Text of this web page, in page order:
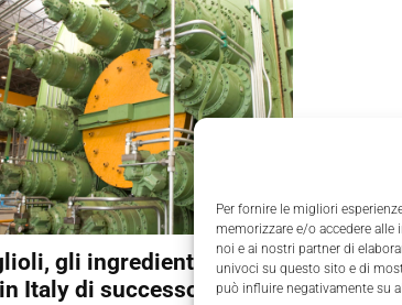
Per fornire le migliori
memorizzare e/o accedere
noi e ai nostri partner di
univoci su questo sito e di
può influire negativamente su
gli ingredienti di un
Italy di successo